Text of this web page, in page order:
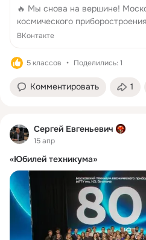
🔥 Мы снова на вершине!
космического
второй... Смотрите полностью
ВКонтакте
5 классов Поделились: 1
Комментировать 1
Сергей Евгеньевич
15 апр
«Юбилей техникума»